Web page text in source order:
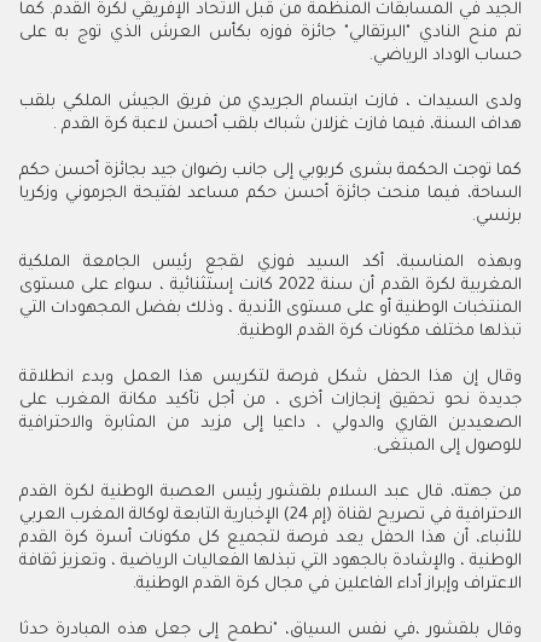
الجيد في المسابقات المنظمة من قبل الاتحاد الإفريقي لكرة القدم. كما
تم منح النادي "البرتقالي" جائزة فوزه بكأس العرش الذي توج به على
حساب الوداد الرياضي.
ولدى السيدات ، فازت ابتسام الجريدي من فريق الجيش الملكي بلقب
هداف السنة، فيما فازت غزلان شباك بلقب أحسن لاعبة كرة القدم .
كما توجت الحكمة بشرى كربوبي إلى جانب رضوان جيد بجائزة أحسن حكم
الساحة، فيما منحت جائزة أحسن حكم مساعد لفتيحة الجرموني وزكريا
برنسي.
وبهذه المناسبة، أكد السيد فوزي لقجع رئيس الجامعة الملكية
المغربية لكرة القدم أن سنة 2022 كانت إستثنائية ، سواء على مستوى
المنتخبات الوطنية أو على مستوى الأندية ، وذلك بفضل المجهودات التي
تبذلها مختلف مكونات كرة القدم الوطنية.
وقال إن هذا الحفل شكل فرصة لتكريس هذا العمل وبدء انطلاقة
جديدة نحو تحقيق إنجازات أخرى ، من أجل تأكيد مكانة المغرب على
الصعيدين القاري والدولي ، داعيا إلى مزيد من المثابرة والاحترافية
للوصول إلى المبتغى.
من جهته، قال عبد السلام بلقشور رئيس العصبة الوطنية لكرة القدم
الاحترافية في تصريح لقناة (إم 24) الإخبارية التابعة لوكالة المغرب العربي
للأنباء، أن هذا الحفل يعد فرصة لتجميع كل مكونات أسرة كرة القدم
الوطنية ، والإشادة بالجهود التي تبذلها الفعاليات الرياضية ، وتعزيز ثقافة
الاعتراف وإبراز أداء الفاعلين في مجال كرة القدم الوطنية.
وقال بلقشور ،في نفس السياق، "نطمح إلى جعل هذه المبادرة حدثا